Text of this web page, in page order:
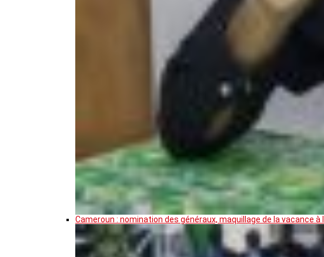
Cameroun : nomination des généraux, maquillage de la vacance